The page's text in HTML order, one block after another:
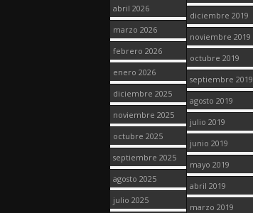
abril 2026
marzo 2026
febrero 2026
enero 2026
diciembre 2025
noviembre 2025
octubre 2025
septiembre 2025
agosto 2025
julio 2025
diciembre 2019
noviembre 2019
octubre 2019
septiembre 2019
agosto 2019
julio 2019
junio 2019
mayo 2019
abril 2019
marzo 2019